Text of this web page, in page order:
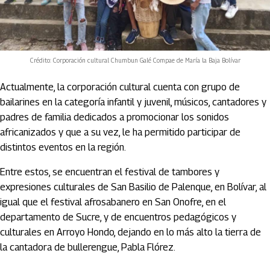
Crédito: Corporación cultural Chumbun Galé Compae de María la Baja Bolívar
Actualmente, la corporación cultural cuenta con grupo de
bailarines en la categoría infantil y juvenil, músicos, cantadores y
padres de familia dedicados a promocionar los sonidos
africanizados y que a su vez, le ha permitido participar de
distintos eventos en la región.
Entre estos, se encuentran el festival de tambores y
expresiones culturales de San Basilio de Palenque, en Bolívar, al
igual que el festival afrosabanero en San Onofre, en el
departamento de Sucre, y de encuentros pedagógicos y
culturales en Arroyo Hondo, dejando en lo más alto la tierra de
la cantadora de bullerengue, Pabla Flórez.